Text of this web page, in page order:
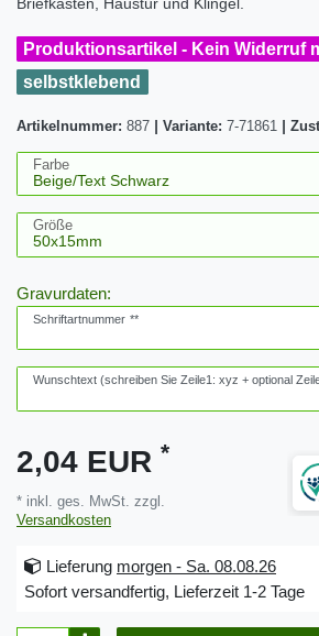
Produktionsartikel - Kein Widerruf
selbstklebend
Artikelnummer: 887 Variante: 7-71861
Farbe
Größe
Gravurdaten:
Schriftartnummer **
Wunschtext (schreiben Sie Zeile1: xyz + optional
2,04 EUR *
* inkl. ges. MwSt. zzgl.
Versandkosten
Lieferung morgen - Sa. 08.08.26
Sofort versandfertig, Lieferzeit 1-2 Tage